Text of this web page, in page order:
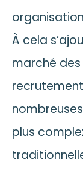
À cela
marché des
plus